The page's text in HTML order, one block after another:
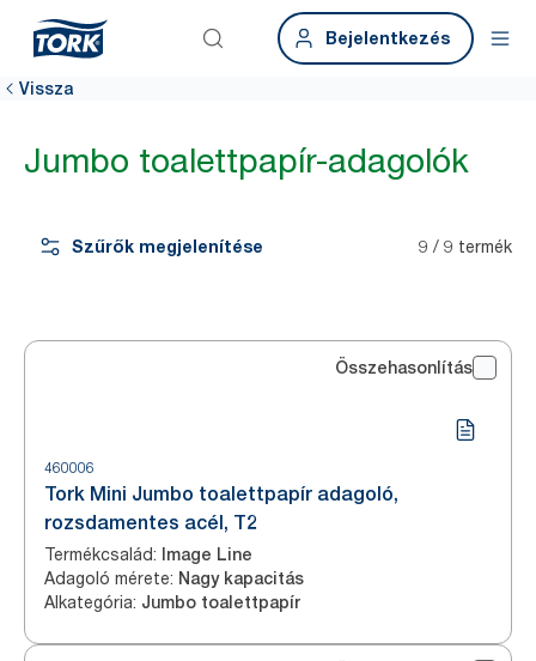
Bejelentkezés
Vissza
Jumbo toalettpapír-adagolók
Szűrők megjelenítése 9 / 9 termék
Összehasonlítás
460006
Tork Mini Jumbo toalettpapír adagoló,
rozsdamentes acél, T2
Termékcsalád: Image Line
Adagoló mérete: Nagy kapacitás
Alkategória: Jumbo toalettpapír